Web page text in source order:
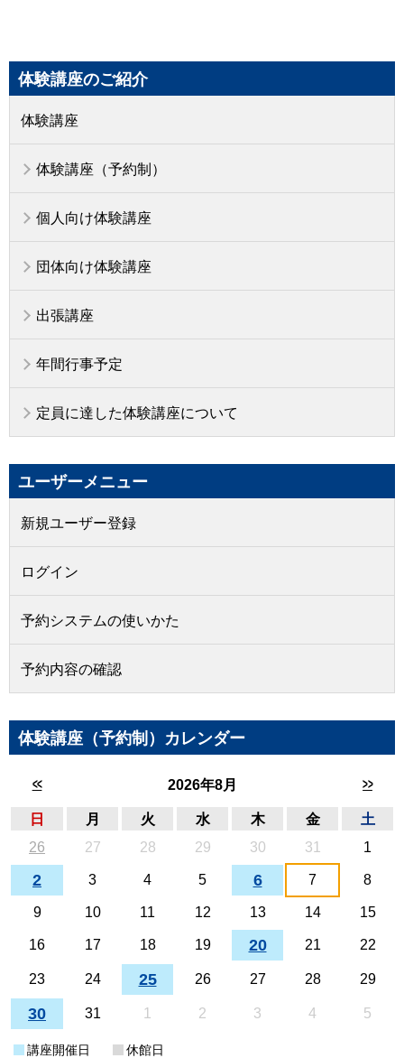
体験講座のご紹介
体験講座
体験講座（予約制）
個人向け体験講座
団体向け体験講座
出張講座
年間行事予定
定員に達した体験講座について
ユーザーメニュー
新規ユーザー登録
ログイン
予約システムの使いかた
予約内容の確認
体験講座（予約制）カレンダー
<< 2026年8月 >>
日 月 火 水 木 金
土
26
27 28 29 30 31 1
2 3 4 5 6 7 8
9 10 11 12 13 14 15
16 17 18 19 20 21 22
23 24 25 26 27 28 29
30 31 1 2 3 4 5
講座開催日 休館日